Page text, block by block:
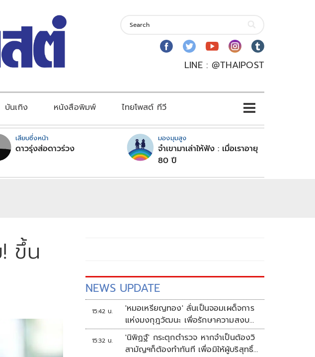
LINE : @THAIPOST
บันเทิง หนังสือพิมพ์ ไทยโพสต์ ทีวี
เสียบซึ่งหน้า
ดาวรุ่งส่อดาวร่วง
มองมุมสูง
จำเขามาเล่าให้ฟัง : เมื่อเราอายุ
80 ปี
ขึ้น
NEWS UPDATE
15:42 น.
'หมอเหรียญทอง' ลั่นเป็นจอมเผด็จการ
แห่งมงกุฎวัฒนะ เพื่อรักษาความสงบ
ปลอดภัยภายในรพ.
15:32 น.
'นิพิฏฐ์' กระตุกตำรวจ หากจำเป็นต้องวิ
สามัญฯก็ต้องทำทันที เพื่อมิให้ผู้บริสุทธิ์